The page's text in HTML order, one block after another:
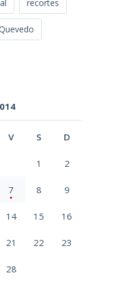
recortes
V S D
1 2
7 8 9
14 15 16
21 22 23
28